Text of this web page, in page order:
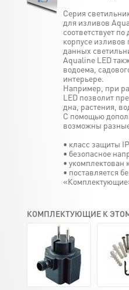
Серия
для изливов
соответствует
корпусе изливов
данных
Aqualine LED
водоема,
интерьере.
Например, при
LED позволит
дна, растения,
С помощью
возможны
• класс защиты
• безопасное
•
• поставляется
КОМПЛЕКТУЮЩИЕ К